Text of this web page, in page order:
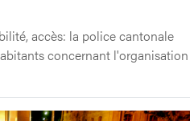
accès: la police cantonale
concernant l'organisation